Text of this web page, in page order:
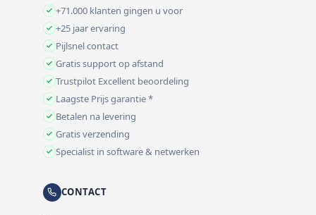
+71.000 klanten gingen u voor
+25 jaar ervaring
Pijlsnel contact
Gratis support op afstand
Trustpilot Excellent beoordeling
Laagste Prijs garantie *
Betalen na levering
Gratis verzending
Specialist in software & netwerken
CONTACT